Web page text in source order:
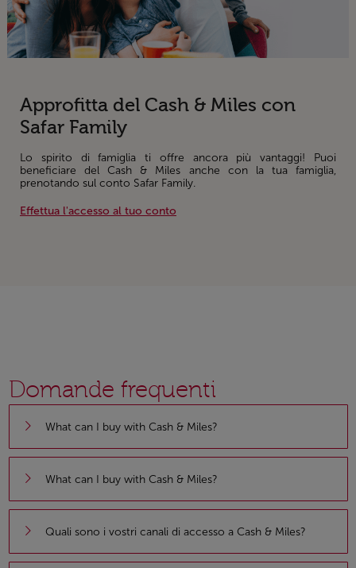
Approfitta del Cash & Miles con
Safar Family
Lo spirito di famiglia ti offre ancora più vantaggi! Puoi
beneficiare del Cash & Miles anche con la tua famiglia,
prenotando sul conto Safar Family.
Effettua l'accesso al tuo conto
Domande frequenti
What can I buy with Cash & Miles?
What can I buy with Cash & Miles?
Quali sono i vostri canali di accesso a Cash & Miles?